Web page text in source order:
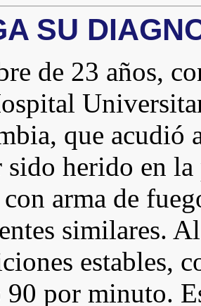
SU
de 23 años,
que acudió
sido herido en
arma de
similares.
estables,
90 por minuto.